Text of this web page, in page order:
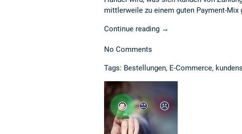
mittlerweile zu einem guten Payment-
Continue reading →
No Comments
Tags: Bestellungen, E-Commerce,